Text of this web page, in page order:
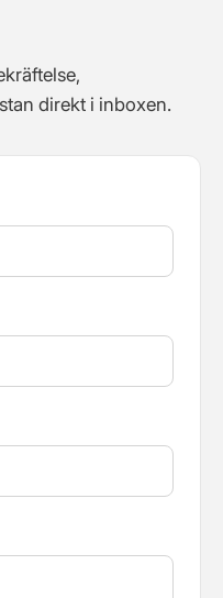
direkt i inboxen.